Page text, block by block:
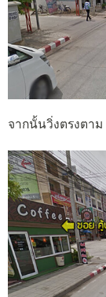
จากนั้นวิ่งตรงตาม